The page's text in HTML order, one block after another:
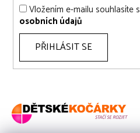
Vložením e-mailu souhlasíte s
osobních údajů
PŘIHLÁSIT SE